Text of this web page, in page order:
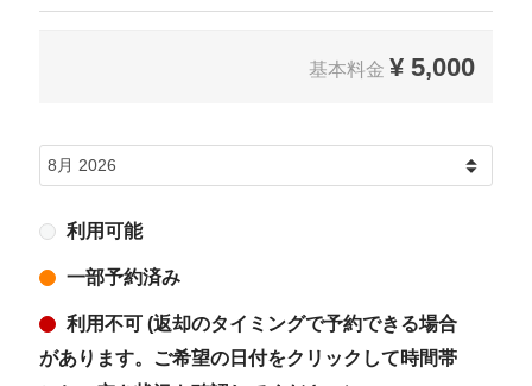
基本料金 ¥ 5,000
利用可能
一部予約済み
利用不可 (返却のタイミングで予約できる場合
があります。ご希望の日付をクリックして時間帯